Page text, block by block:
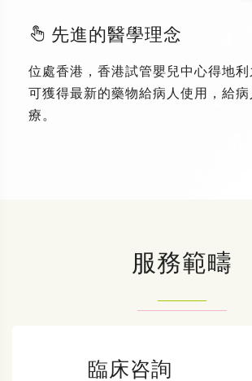
先進的醫學理念
位處香港，香港試管嬰兒中心得地
可獲得最新的藥物給病人使用，給
療。
服務範疇
臨床咨詢